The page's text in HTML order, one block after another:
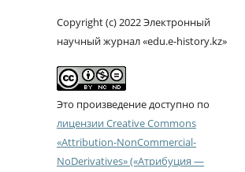
Copyright (c) 2022 Электронный
научный журнал «edu.e-history.kz»
Это произведение доступно по
лицензии Creative Commons
«Attribution-NonCommercial-
NoDerivatives» («Атрибуция —